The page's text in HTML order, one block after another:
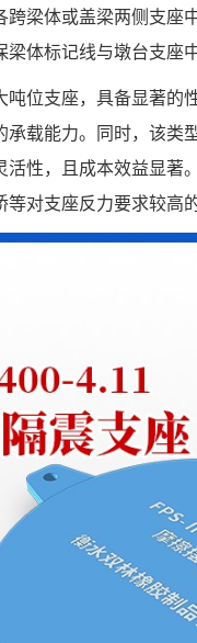
跨梁体或盖梁两侧支座
体标记线与墩台支座
吨位支座，具备显著的
载能力。同时，该类
活性，且成本效益显著
对支座反力要求较高